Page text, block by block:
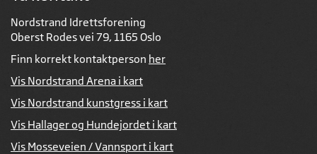
Nordstrand Idrettsforening
Oberst Rodes vei 79, 1165 Oslo
Finn korrekt kontaktperson her
Vis Nordstrand Arena i kart
Vis Nordstrand kunstgress i kart
Vis Hallager og Hundejordet i kart
Vis Mosseveien / Vannsport i kart